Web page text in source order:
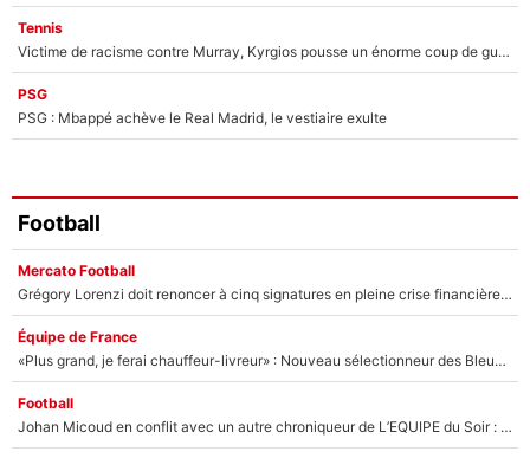
Tennis
Victime de racisme contre Murray, Kyrgios pousse un énorme coup de gueule !
PSG
PSG : Mbappé achève le Real Madrid, le vestiaire exulte
Football
Mercato Football
Grégory Lorenzi doit renoncer à cinq signatures en pleine crise financière : L’IA propose sept noms à l’OM pour un mercato réussi... à seulement 5M€ !
Équipe de France
«Plus grand, je ferai chauffeur-livreur» : Nouveau sélectionneur des Bleus, Zinédine Zidane s’était imaginé un avenir très différent lorsqu'il était enfant
Football
Johan Micoud en conflit avec un autre chroniqueur de L’EQUIPE du Soir : «Pendant un moment, je ne les ai pas remis ensemble dans l'émission»